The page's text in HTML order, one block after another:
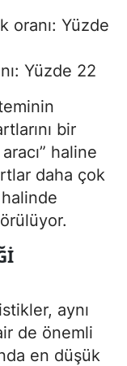
oranı: Yüzde
Yüzde 22
bir
haline
daha çok
aynı
de önemli
en düşük